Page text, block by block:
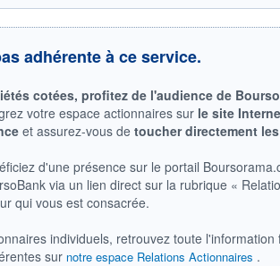
adhérente à ce service.
cotées, profitez de l'audience de
votre espace actionnaires sur le site
et assurez-vous detoucher directement
d'une présence sur le portail
via un lien direct sur la rubrique «
qui vous est consacrée.
individuels, retrouvez toute
sur notre espace Relations Actionnaires .